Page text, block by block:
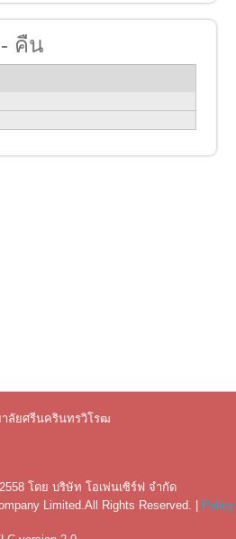
คืน
ลัยศรีนครินทรวิโรฒ
โดย บริษัท โอเพ่นเซิร์ฟ จำกัด
Limited .All Rights Reserved. | Policy